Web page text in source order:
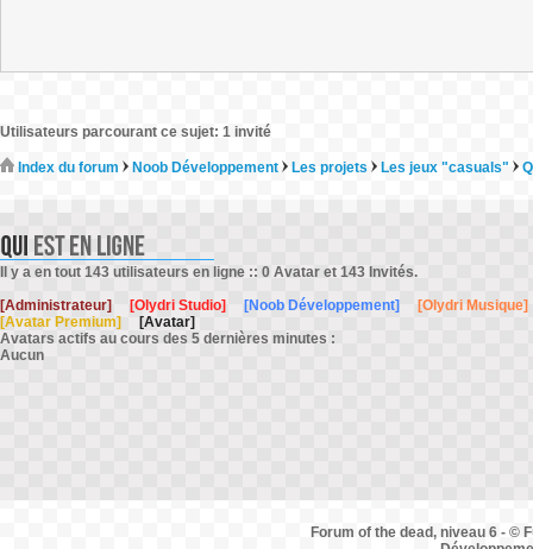
Utilisateurs parcourant ce sujet: 1 invité
Index du forum Noob Développement Les projets Les jeux "casuals"
Il y a en tout 143 utilisateurs en ligne :: 0 Avatar et 143 Invités.
[Administrateur]
[Olydri Studio] [Noob Développement]
[Olydri Musique]
[Avatar Premium]
[Avatar]
Avatars actifs au cours des 5 dernières minutes :
Aucun
Forum of the dead, niveau 6 - ©